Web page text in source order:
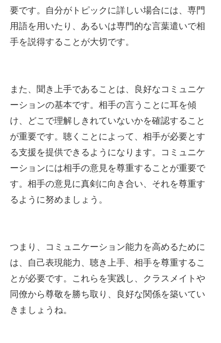
要です。自分がトピックに詳しい場合には、専門
用語を用いたり、あるいは専門的な言葉遣いで相
手を説得することが大切です。
また、聞き上手であることは、良好なコミュニケ
ーションの基本です。相手の言うことに耳を傾
け、どこで理解しきれていないかを確認すること
が重要です。聴くことによって、相手が必要とす
る支援を提供できるようになります。コミュニケ
ーションには相手の意見を尊重することが重要で
す。相手の意見に真剣に向き合い、それを尊重す
るように努めましょう。
つまり、コミュニケーション能力を高めるために
は、自己表現能力、聴き上手、相手を尊重するこ
とが必要です。これらを実践し、クラスメイトや
同僚から尊敬を勝ち取り、良好な関係を築いてい
きましょうね。